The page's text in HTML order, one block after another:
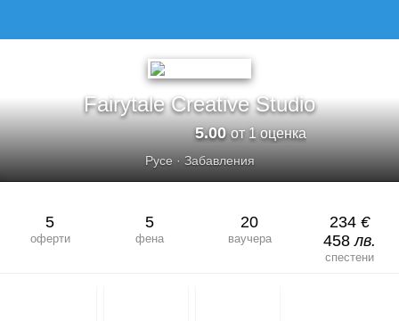
Fairytale Creative Studio
5.00от 1 оценка
Русе· Забавления
5
оферти
5
фена
20
ваучера
234 €
458лв.
спестени